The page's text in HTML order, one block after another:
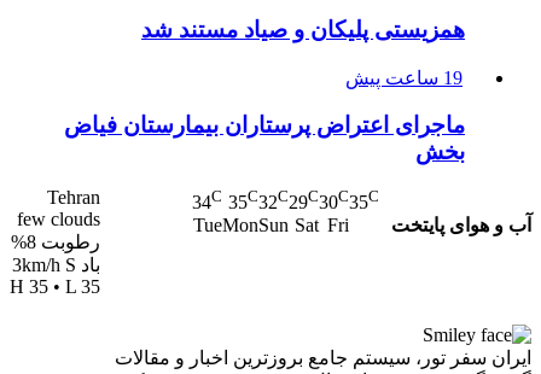
همزیستی پلیکان و صیاد مستند شد
19 ساعت پیش
ماجرای اعتراض پرستاران بیمارستان فیاض
بخش
آب و هوای پایتخت
35C
Tehran
few clouds
رطوبت 8%
باد 3km/h S
H 35 • L 35
30C
Fri
29C
Sat
32C
Sun
35C
Mon
34C
Tue
ایران سفر تور، سیستم جامع بروزترین اخبار و مقالات